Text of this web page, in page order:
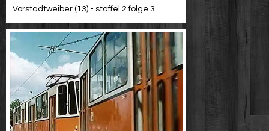
Vorstadtweiber (13) - staffel 2 folge 3